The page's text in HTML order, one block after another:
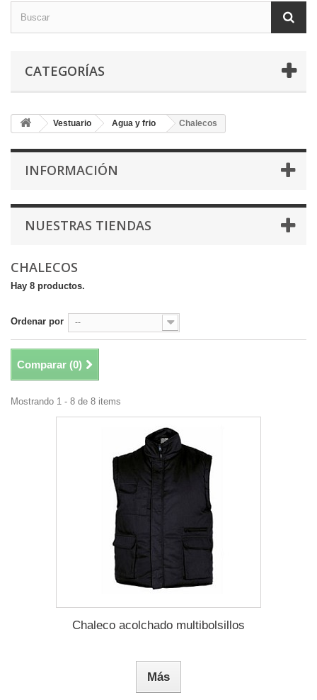
CATEGORÍAS
Vestuario Agua y frio Chalecos
INFORMACIÓN
NUESTRAS TIENDAS
CHALECOS
Hay 8 productos.
Ordenar por --
Comparar (0)
Mostrando 1 - 8 de 8 items
Chaleco acolchado multibolsillos
Más